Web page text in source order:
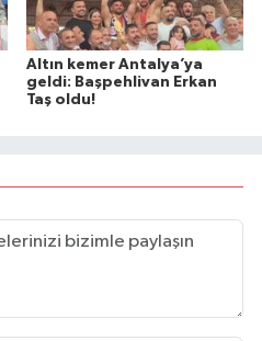
Altın kemer Antalya’ya
geldi: Başpehlivan Erkan
Taş oldu!